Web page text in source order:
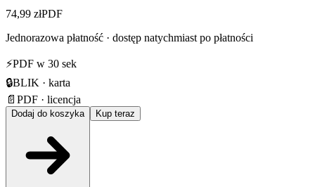
74,99 złPDF
Jednorazowa płatność · dostęp natychmiast po płatności
⚡PDF w 30 sek
🔒BLIK · karta
📄 PDF · licencja
Dodaj do koszyka Kup teraz